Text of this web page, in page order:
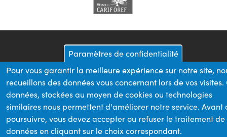
Paramètres de confidentialité
Pour vous garantir la meilleure expérience sur notre site,
recueillons des données vous concernant lors de vos visites.
données, stockées au moyen de cookies ou technologies
similaires nous permettent d'améliorer notre service. Avant
poursuivre, vous devez accepter ou refuser le traitement de
données en cliquant sur le choix correspondant.